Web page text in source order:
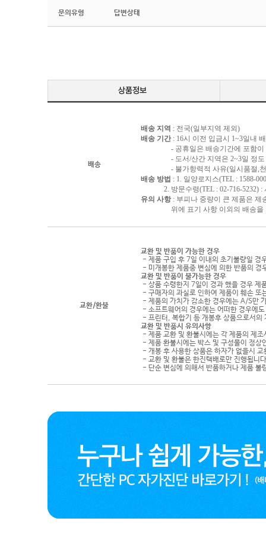
문의유형 답변상태
배송
배송 지역 : 전국(일부지역 제외)
배송 기간 : 16시 이전 입금시 1~3일내
- 공휴일은 배송기간에 포함이
- 도서/산간 지역은 2~3일 정도
- 불가항력적 사유(일시품절,천재
배송 방법 : 1. 일양로지스(TEL : 1588-
2. 방문수령(TEL : 02-716-5232) :
유의 사항: 부피나 중량이 큰 제품은 제
위에 표기 사항 이외의 배송을 원
교환/환불
교환 및 반품이 가능한 경우
- 제품 구입 후 7일 이내의 초기불량일 경
- 미개봉한 제품중 변심에 의한 반품의 경
교환 및 반품이 불가능한 경우
- 상품 수령한지 7일이 경과 했을 경우 제
- 구매자의 과실로 인하여 제품이 훼손 또
- 제품의 가치가 감소한 경우에는 A/S만
- 소프트웨어의 경우에는 어떠한 경우에
- 프린터, 복합기 등 개봉후 상품으로서의
교환 및 반품시 유의사항
- 제품 교환 및 환불시에는 각 제품의 제
- 제품 환불시에는 박스 및 구성물이 정상
- 개봉 후 사용한 상품은 하자가 없을시
- 교환 및 환불은 한진택배로만 진행됩니
- 단순 변심에 의해서 반품하거나 제품